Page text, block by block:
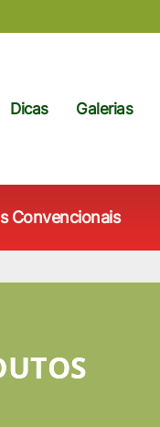
Dicas Galerias
Convencionais